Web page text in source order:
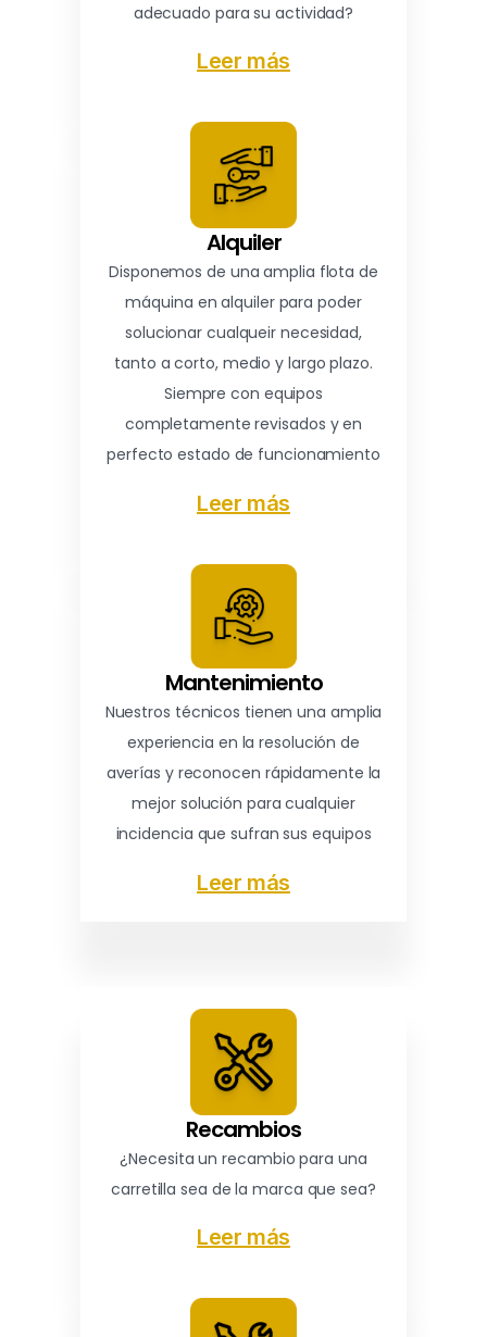
adecuado para su actividad?
Leer más
Alquiler
Disponemos de una amplia flota de
máquina en alquiler para poder
solucionar cualqueir necesidad,
tanto a corto, medio y largo plazo.
Siempre con equipos
completamente revisados y en
perfecto estado de funcionamiento
Leer más
Mantenimiento
Nuestros técnicos tienen una amplia
experiencia en la resolución de
averías y reconocen rápidamente la
mejor solución para cualquier
incidencia que sufran sus equipos
Leer más
Recambios
¿Necesita un recambio para una
carretilla sea de la marca que sea?
Leer más